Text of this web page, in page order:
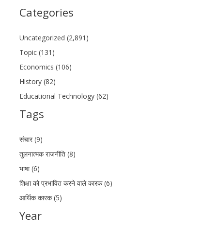
Categories
Uncategorized (2,891)
Topic (131)
Economics (106)
History (82)
Educational Technology (62)
Tags
संचार (9)
तुलनात्मक राजनीति (8)
भाषा (6)
शिक्षा को प्रभावित करने वाले कारक (6)
आर्थिक कारक (5)
Year